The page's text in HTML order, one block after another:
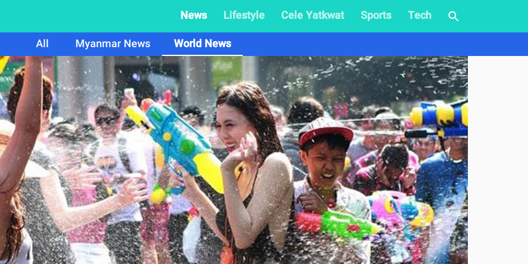
News Lifestyle Cele Yatkwat Sports
Tech
All
Myanmar News World News